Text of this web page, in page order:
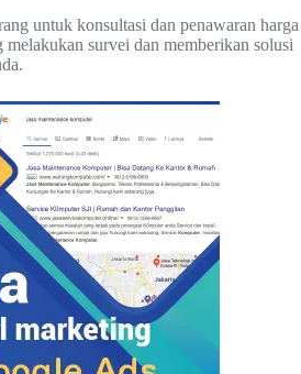
untuk konsultasi dan penawaran harga
melakukan survei dan memberikan solusi